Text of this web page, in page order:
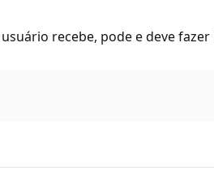
recebe, pode e deve